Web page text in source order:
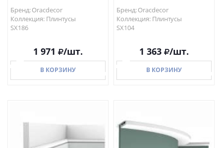
Бренд: Oracdecor
Коллекция: Плинтусы
SX186
1 971 /шт.
В КОРЗИНУ
В КОРЗИНУ
Бренд: Oracdecor
Коллекция: Плинтусы
SX104
1 363 /шт.
В КОРЗИНУ
В КОРЗИНУ